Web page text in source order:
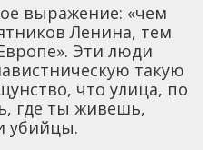
выражение: «чем
Ленина, тем
Эти люди
такую
что улица, по
где ты живешь,
убийцы.